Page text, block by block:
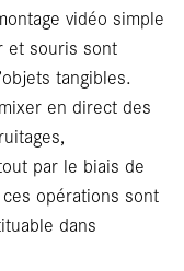
vidéo simple
et souris sont
tangibles.
en direct des
par le biais de
opérations sont
dans